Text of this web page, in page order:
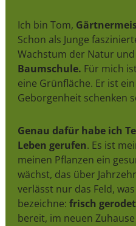
Ich bin Tom,
Schon als Junge
Wachstum der Natur und
Baumschule. Für mich
eine Grünfläche. Er ist
Geborgenheit schenken
Genau dafür habe ich
Leben gerufen. Es ist
meinen Pflanzen ein
wächst, das über
verlässt nur das Feld,
bezeichne: frisch
bereit, im neuen